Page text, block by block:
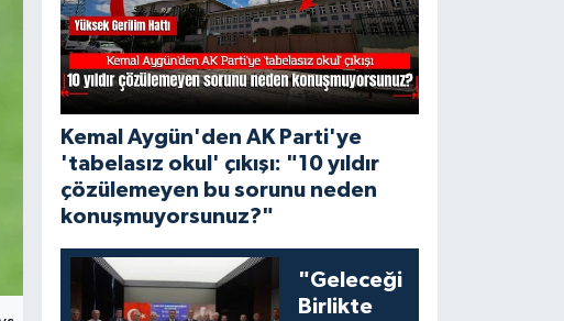
Kemal Aygün'den AK Parti'ye
'tabelasız okul' çıkışı: "10 yıldır
çözülemeyen bu sorunu neden
konuşmuyorsunuz?"
"Geleceği
Birlikte